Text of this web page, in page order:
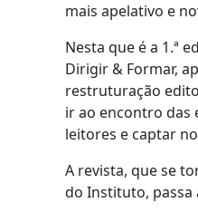
mais apelativo e
Nesta que é a 1.ª
Dirigir & Formar,
restruturação
ir ao encontro das
leitores e captar
A revista, que se
do Instituto, passa